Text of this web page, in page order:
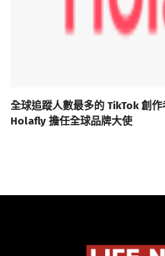
全球追蹤人數最多的 TikTok 創
Holafly 擔任全球品牌大使